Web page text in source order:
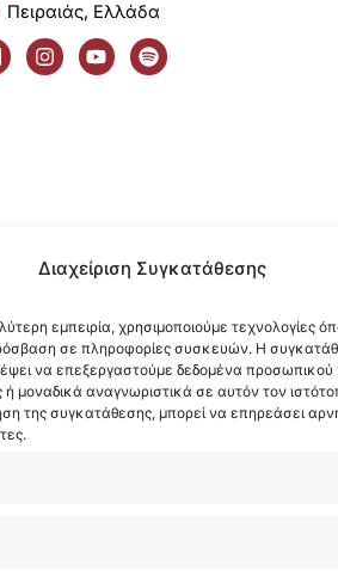
Διαχείριση Συγκατάθεσης
εμπειρία, χρησιμοποιούμε τεχνολογίες
σε πληροφορίες συσκευών. Η
να επεξεργαστούμε δεδομένα
μοναδικά αναγνωριστικά σε αυτόν τον
της συγκατάθεσης, μπορεί να επηρεάσει
Πειραιάς, Ελλάδα
I
n
s
Y
o
u
S
p
o